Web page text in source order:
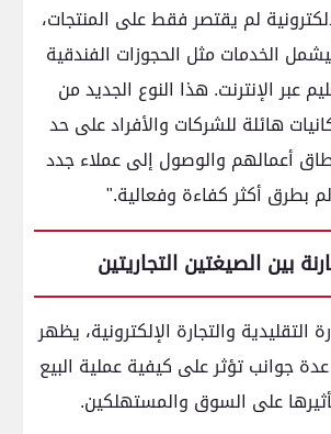
لم يقتصر فقط على المنتجات،
الخدمات مثل الحجوزات الفندقية
عبر الإنترنت. هذا النوع الجديد من
هائلة للشركات والأفراد على حد
أعمالهم والوصول إلى عملاء جدد
بطرق أكثر كفاءة وفعالية."
بين الصيغتين التجاريتين
التقليدية والتجارة الإلكترونية، يظهر
عدة جوانب تؤثر على كيفية عملية البيع
على السوق والمستهلكين.